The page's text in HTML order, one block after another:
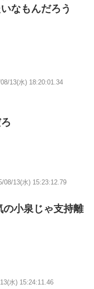
なもんだろう
13(水) 18:20:01.34
08/13(水) 15:23:12.79
小泉じゃ支持離
水) 15:24:11.46